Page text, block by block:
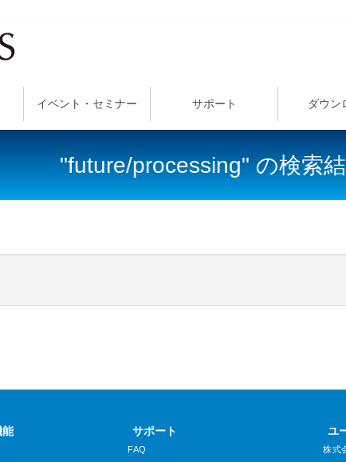
イベント・セミナー サポート ダウン
"future/processing" の検索
能 サポート
FAQ
ユ
株式